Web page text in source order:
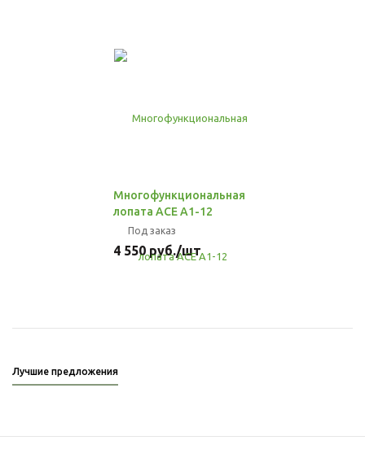
Многофункциональная
лопата ACE A1-12
Под заказ
4 550 руб./шт
Лучшие предложения